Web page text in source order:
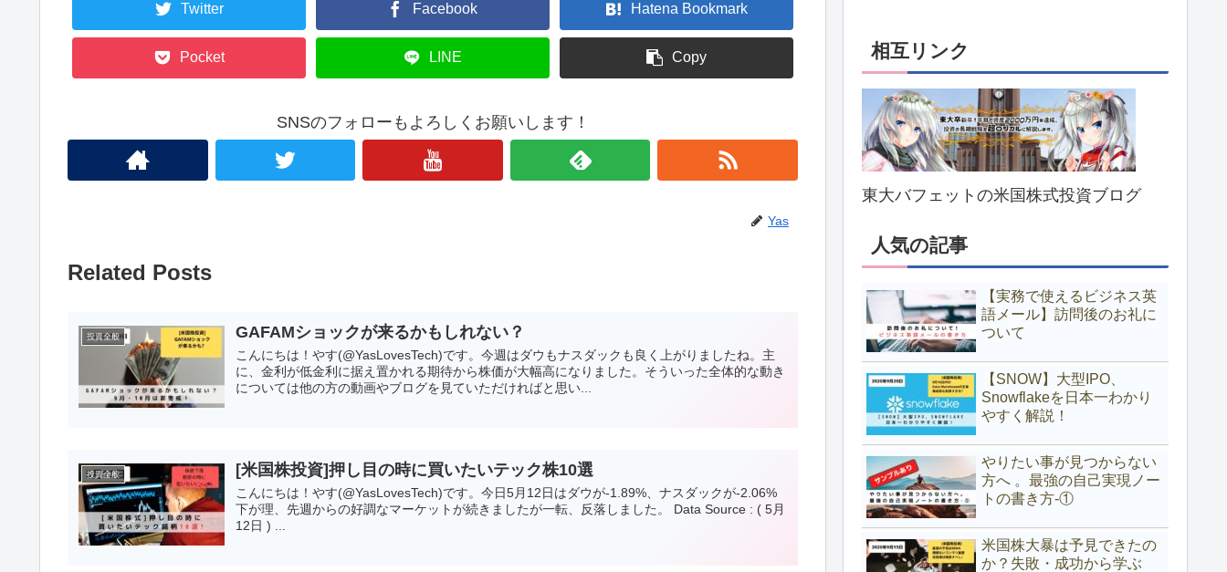
Twitter Facebook Hatena Bookmark
Pocket LINE Copy
SNSのフォローもよろしくお願いします！
Yas
Related Posts
投資全般 GAFAMショックが来るかもしれない？
こんにちは！やす(@YasLovesTech)です。今週はダウもナスダックも良く上がりましたね。主
に、金利が低金利に据え置かれる期待から株価が大幅高になりました。そういった全体的な動き
については他の方の動画やブログを見ていただければと思い...
投資全般 [米国株投資]押し目の時に買いたいテック株10選
こんにちは！やす(@YasLovesTech)です。今日5月12日はダウが-1.89%、ナスダックが-2.06%
下が理、先週からの好調なマーケットが続きましたが一転、反落しました。 Data Source : ( 5月
12日 ) ...
相互リンク
東大バフェットの米国株式投資ブログ
人気の記事
【実務で使えるビジネス英
語メール】訪問後のお礼に
ついて
【SNOW】大型IPO、
Snowflakeを日本一わかり
やすく解説！
やりたい事が見つからない
方へ 。最強の自己実現ノー
トの書き方-①
米国株大暴は予見できたの
か？失敗・成功から学ぶ